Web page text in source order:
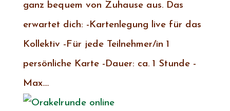
ganz bequem von Zuhause aus. Das
erwartet dich: -Kartenlegung live für das
Kollektiv -Für jede Teilnehmer/in 1
persönliche Karte -Dauer: ca. 1 Stunde -
Max....